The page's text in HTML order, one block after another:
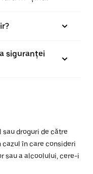
siguranței
sau droguri de către
în care consideri
sau a alcoolului, cere-i